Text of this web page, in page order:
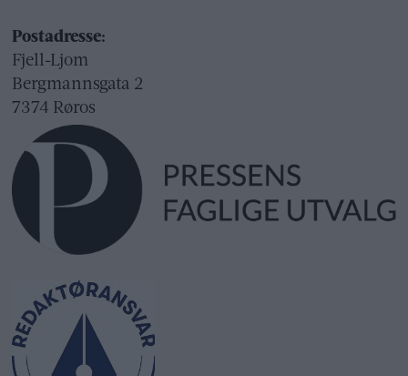
Postadresse:
Fjell-Ljom
Bergmannsgata 2
7374 Røros